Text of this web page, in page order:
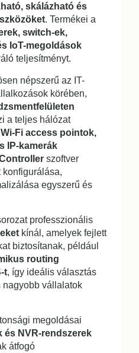
skálázható és
. Termékei a
switch-ek,
IoT-megoldások
teljesítményt.
népszerű az IT-
körében,
a teljes hálózat
Wi-Fi access pointok,
IP-kamerák
szoftver
egyszerű és
professzionális
kínál, amelyek fejlett
biztosítanak, például
routing
t, így ideális választás
nagyobb vállalatok
megoldásai
és NVR-rendszerek
átfogó